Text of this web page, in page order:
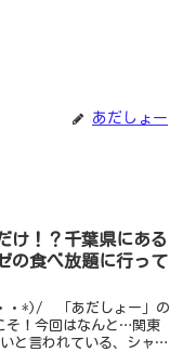
あだしょー
け！？千葉県にある
の食べ放題に行って
・*)/ 「あだしょー」の
そ！今回はなんと…関東
と言われている、シャト